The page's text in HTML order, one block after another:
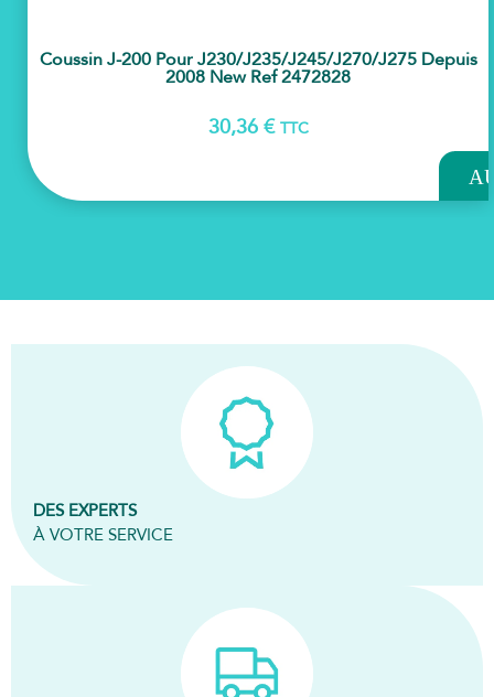
Coussin J-200 Pour J230/j235/j245/j270/j275 Depuis
2008 New Ref 2472828
30,36 € TTC
DES EXPERTS
À VOTRE SERVICE